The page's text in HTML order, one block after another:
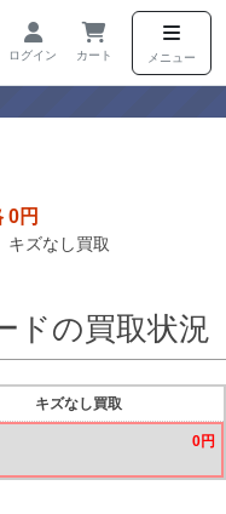
ログイン カート メニュー
0円
キズなし買取
ドの買取状況
キズなし買取
0円